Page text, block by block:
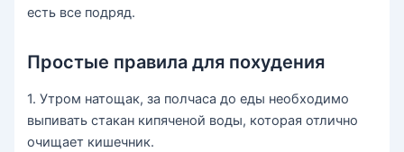
есть все подряд.
Простые правила для похудения
1. Утром натощак, за полчаса до еды необходимо
выпивать стакан кипяченой воды, которая отлично
очищает кишечник.